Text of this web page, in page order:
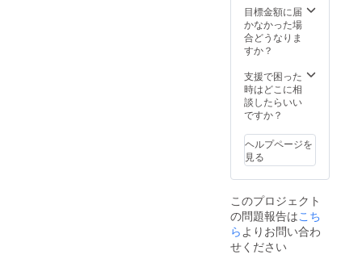
くださ
い
project.
.com
フィー
ル/推し
Vについ
てまと
料をご
提出く
ださ
い。 ※
にてど
のよう
なもの
を出展
ご記入
くださ
い。 ※
ご不明
な点が
目標金額に届
かなかった場
合どうなりま
すか？
支援で困った
時はどこに相
談したらいい
ですか？
ヘルプページを
見る
このプロジェクト
の問題報告はこち
ら よりお問い合わ
せください